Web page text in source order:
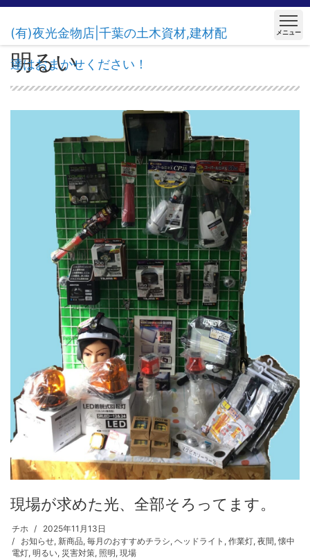
(有)夜光金物店|千葉の土木資材,建材配
達はおまかせください！
メニュー
明るい
現場が求めた光、全部そろってます。
チホ
2025年11月13日
お知らせ, 新商品, 毎月のおすすめチラシ, ヘッドライト , 作業灯, 夜間,懐中
電灯, 明るい, 災害対策, 照明, 現場